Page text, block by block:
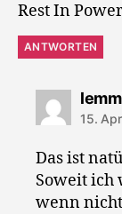
Rest In
ANTWORTEN
15.
Das ist
Soweit ich
wenn